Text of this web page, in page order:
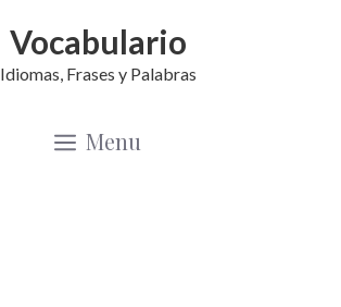
Vocabulario
Idiomas, Frases y Palabras
Menu